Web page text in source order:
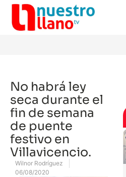
No habrá ley
seca durante el
fin de semana
de puente
festivo en
Villavicencio.
Wilnor Rodríguez
06/08/2020